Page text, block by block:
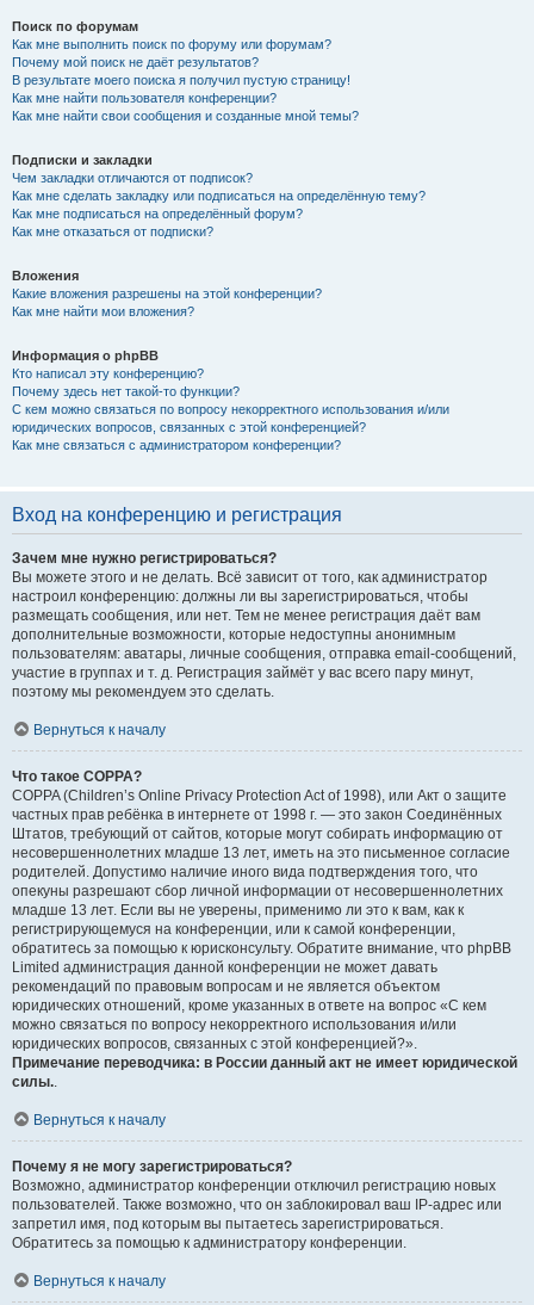
Поиск по форумам
Как мне выполнить поиск по форуму или форумам?
Почему мой поиск не даёт результатов?
В результате моего поиска я получил пустую страницу!
Как мне найти пользователя конференции?
Как мне найти свои сообщения и созданные мной темы?
Подписки и закладки
Чем закладки отличаются от подписок?
Как мне сделать закладку или подписаться на определённую тему?
Как мне подписаться на определённый форум?
Как мне отказаться от подписки?
Вложения
Какие вложения разрешены на этой конференции?
Как мне найти мои вложения?
Информация о phpBB
Кто написал эту конференцию?
Почему здесь нет такой-то функции?
С кем можно связаться по вопросу некорректного использования и/или
юридических вопросов, связанных с этой конференцией?
Как мне связаться с администратором конференции?
Вход на конференцию и регистрация
Зачем мне нужно регистрироваться?
Вы можете этого и не делать. Всё зависит от того, как администратор
настроил конференцию: должны ли вы зарегистрироваться, чтобы
размещать сообщения, или нет. Тем не менее регистрация даёт вам
дополнительные возможности, которые недоступны анонимным
пользователям: аватары, личные сообщения, отправка email-сообщений,
участие в группах и т. д. Регистрация займёт у вас всего пару минут,
поэтому мы рекомендуем это сделать.
Вернуться к началу
Что такое COPPA?
COPPA (Children’s Online Privacy Protection Act of 1998), или Акт о защите
частных прав ребёнка в интернете от 1998 г. — это закон Соединённых
Штатов, требующий от сайтов, которые могут собирать информацию от
несовершеннолетних младше 13 лет, иметь на это письменное согласие
родителей. Допустимо наличие иного вида подтверждения того, что
опекуны разрешают сбор личной информации от несовершеннолетних
младше 13 лет. Если вы не уверены, применимо ли это к вам, как к
регистрирующемуся на конференции, или к самой конференции,
обратитесь за помощью к юрисконсульту. Обратите внимание, что phpBB
Limited администрация данной конференции не может давать
рекомендаций по правовым вопросам и не является объектом
юридических отношений, кроме указанных в ответе на вопрос «С кем
можно связаться по вопросу некорректного использования и/или
юридических вопросов, связанных с этой конференцией?».
Примечание переводчика: в России данный акт не имеет юридической
силы..
Вернуться к началу
Почему я не могу зарегистрироваться?
Возможно, администратор конференции отключил регистрацию новых
пользователей. Также возможно, что он заблокировал ваш IP-адрес или
запретил имя, под которым вы пытаетесь зарегистрироваться.
Обратитесь за помощью к администратору конференции.
Вернуться к началу